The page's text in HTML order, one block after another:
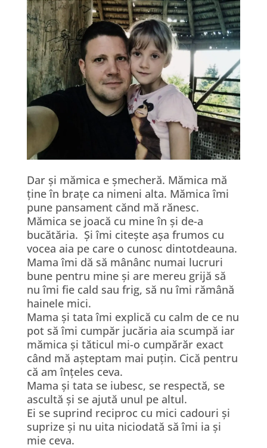
Dar și mămica e șmecheră. Mămica mă
ține în brațe ca nimeni alta. Mămica îmi
pune pansament cănd mă rănesc.
Mămica se joacă cu mine în și de-a
bucătăria. Și îmi citește așa frumos cu
vocea aia pe care o cunosc dintotdeauna.
Mama îmi dă să mânânc numai lucruri
bune pentru mine și are mereu grijă să
nu îmi fie cald sau frig, să nu îmi rămână
hainele mici.
Mama și tata îmi explică cu calm de ce nu
pot să îmi cumpăr jucăria aia scumpă iar
mămica și tăticul mi-o cumpărăr exact
când mă așteptam mai puțin. Cică pentru
că am înțeles ceva.
Mama și tata se iubesc, se respectă, se
ascultă și se ajută unul pe altul.
Ei se suprind reciproc cu mici cadouri și
suprize și nu uita niciodată să îmi ia și
mie ceva.